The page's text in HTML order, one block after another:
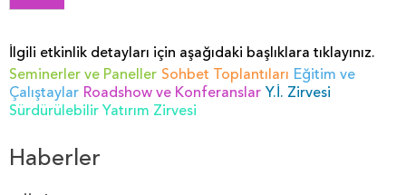
İlgili etkinlik detayları için aşağıdaki başlıklara tıklayınız.
Seminerler ve Paneller Sohbet Toplantıları Eğitim ve
Çalıştaylar Roadshow ve Konferanslar Y.İ. Zirvesi
Sürdürülebilir Yatırım Zirvesi
Haberler